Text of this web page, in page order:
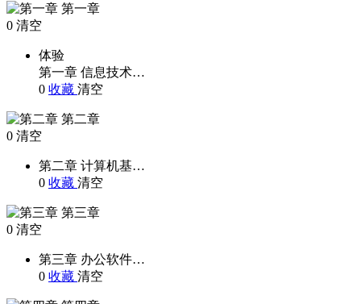
第一章
0 清空
体验
第一章 信息技术…
0 收藏 清空
第二章
0 清空
第二章 计算机基…
0 收藏 清空
第三章
0 清空
第三章 办公软件…
0 收藏 清空